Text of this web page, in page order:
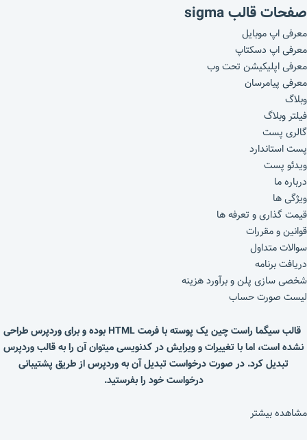
صفحات قالب sigma
معرفی اپ موبایل
معرفی اپ دسکتاپ
معرفی اپلیکیشن تحت وب
معرفی پیامرسان
وبلاگ
فیلتر وبلاگ
گالری پست
پست استاندارد
ویدئو پست
درباره ما
ویژگی ها
قیمت گذاری و تعرفه ها
قوانین و مقررات
سوالات متداول
دریافت برنامه
شخصی سازی پلن و برآورد هزینه
لیست صورت حساب
قالب سیگما راست چین یک پوسته با فرمت HTML بوده و برای وردپرس طراحی
نشده است، اما با تغییرات و ویرایش در کدنویسی میتوان آن را به قالب وردپرس
تبدیل کرد. در صورت درخواست تبدیل آن به وردپرس از طریق پشتیبانی
درخواست خود را بفرستید.
مشاهده بیشتر